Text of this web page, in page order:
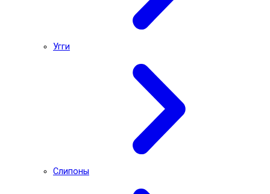
Угги
Слипоны